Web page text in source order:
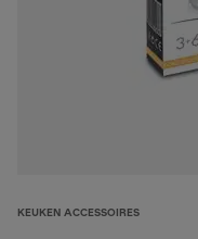
KEUKEN ACCESSOIRES